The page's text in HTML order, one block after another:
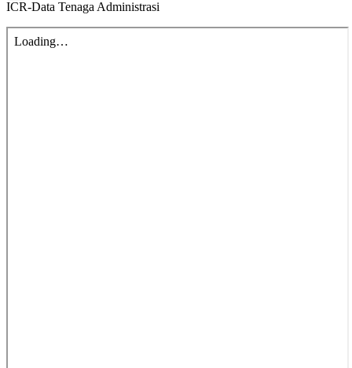
ICR-Data Tenaga Administrasi